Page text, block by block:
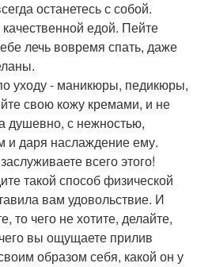
останетесь с собой.
едой. Пейте
лечь вовремя спать, даже
уходу - маникюры, педикюры,
свою кожу кремами, и не
душевно, с нежностью,
и даря наслаждение ему.
всего этого!
такой способ физической
вам удовольствие. И
то чего не хотите, делайте,
вы ощущаете прилив
образом себя, какой он у